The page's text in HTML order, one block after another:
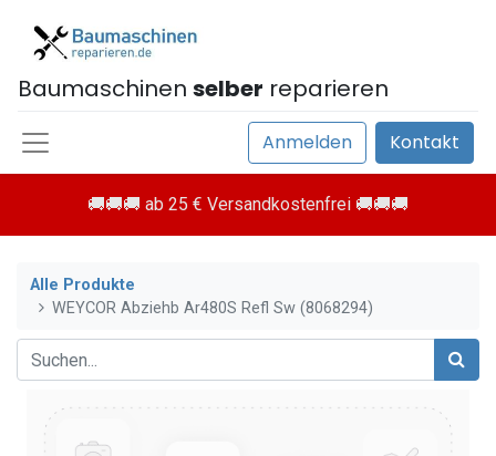
Baumaschinen selber reparieren
Anmelden Kontakt
🚚🚚🚚 ab 25 € Versandkostenfrei 🚚🚚🚚
Alle Produkte
WEYCOR Abziehb Ar480S Refl Sw (8068294)